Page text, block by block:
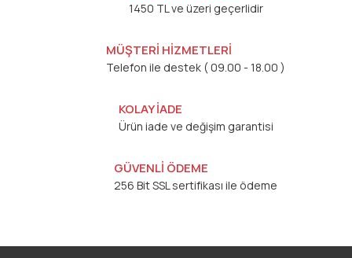
1450 TL ve üzeri geçerlidir
MÜŞTERİ HİZMETLERİ
Telefon ile destek ( 09.00 - 18.00 )
KOLAY İADE
Ürün iade ve değişim garantisi
GÜVENLİ ÖDEME
256 Bit SSL sertifikası ile ödeme